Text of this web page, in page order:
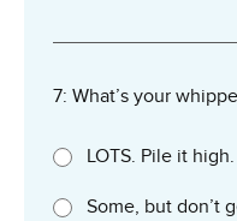
7: What’s your
LOTS. Pile it high.
Some, but don’t